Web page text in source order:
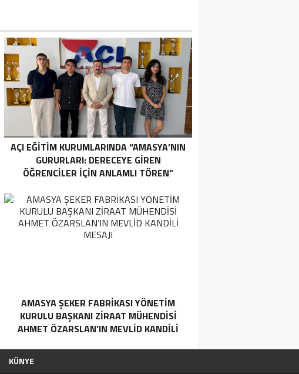
AÇI EĞİTİM KURUMLARINDA “AMASYA’NIN
GURURLARI: DERECEYE GIREN
ÖĞRENCILER İÇIN ANLAMLI TÖREN”
AMASYA ŞEKER FABRIKASI YÖNETIM
KURULU BAŞKANI ZIRAAT MÜHENDISI
AHMET ÖZARSLAN’IN MEVLID KANDILI
KÜNYE